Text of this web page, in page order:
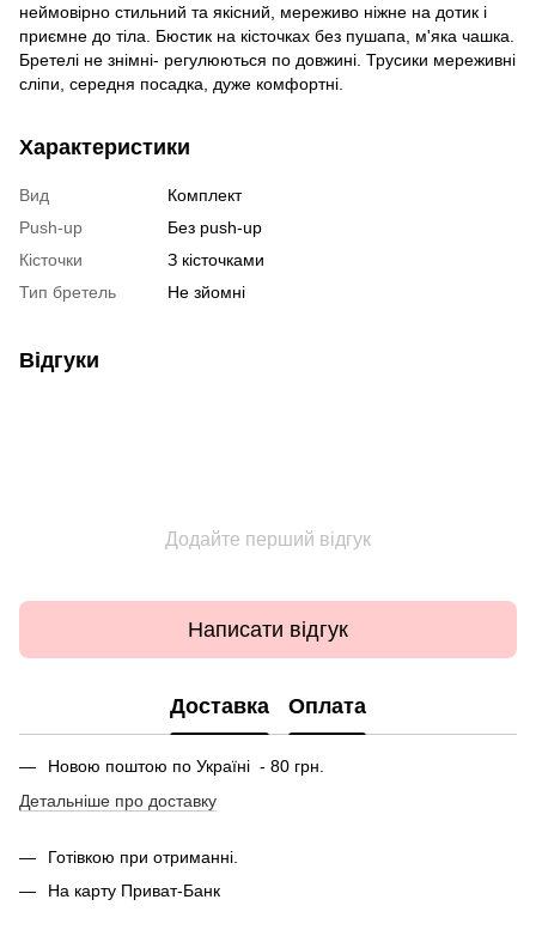
неймовірно стильний та якісний, мереживо ніжне на дотик і
приємне до тіла. Бюстик на кісточках без пушапа, м'яка чашка.
Бретелі не знімні- регулюються по довжині. Трусики мереживні
сліпи, середня посадка, дуже комфортні.
Характеристики
Вид
Комплект
Push-up
Без push-up
Кісточки
З кісточками
Тип бретель
Не зйомні
Відгуки
Додайте перший відгук
Написати відгук
Доставка Оплата
Новою поштою по Україні - 80 грн.
Детальніше про доставку
Готівкою при отриманні.
На карту Приват-Банк